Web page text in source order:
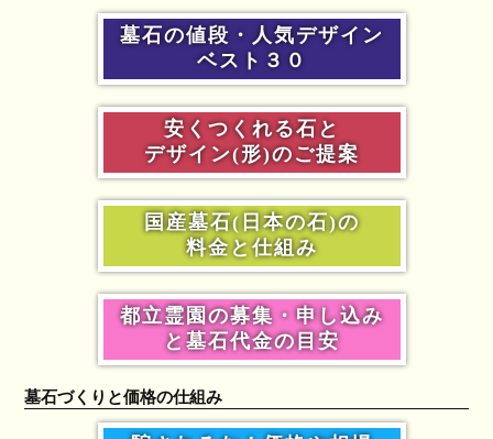
墓石の値段・人気デザイン
ベスト３０
安くつくれる石と
デザイン(形)のご提案
国産墓石(日本の石)の
料金と仕組み
都立霊園の募集・申し込み
と墓石代金の目安
墓石づくりと価格の仕組み